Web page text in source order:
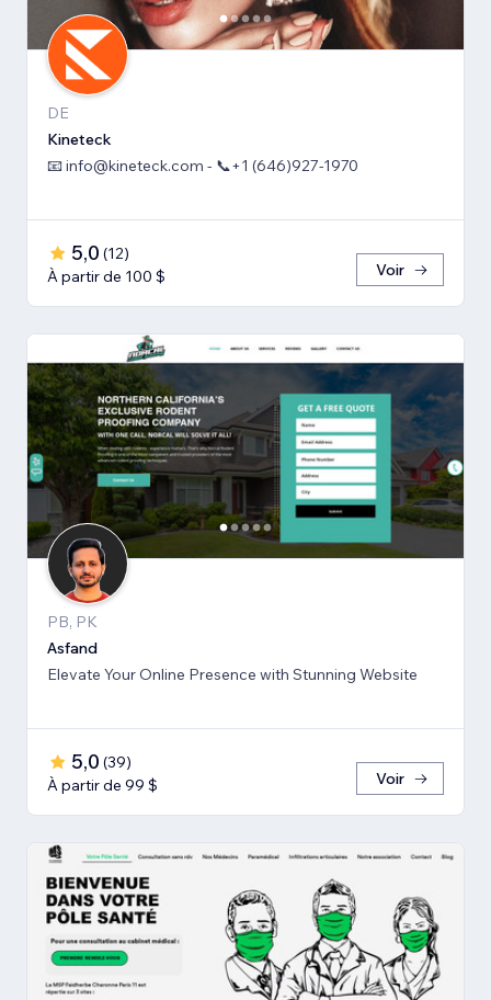
DE
Kineteck
📧 info@kineteck.com - 📞+1 (646)927-1970
5,0 (12)
À partir de 100 $
Voir
PB, PK
Asfand
Elevate Your Online Presence with Stunning Website
5,0 (39)
À partir de 99 $
Voir